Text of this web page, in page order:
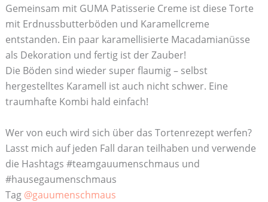
Gemeinsam mit GUMA Patisserie Creme ist diese Torte
mit Erdnussbutterböden und Karamellcreme
entstanden. Ein paar karamellisierte Macadamianüsse
als Dekoration und fertig ist der Zauber!
Die Böden sind wieder super flaumig – selbst
hergestelltes Karamell ist auch nicht schwer. Eine
traumhafte Kombi hald einfach!
Wer von euch wird sich über das Tortenrezept werfen?
Lasst mich auf jeden Fall daran teilhaben und verwende
die Hashtags #teamgauumenschmaus und
#hausegaumenschmaus
Tag @gauumenschmaus